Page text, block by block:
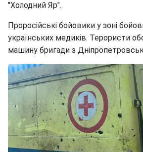
"Холодний Яр".
Проросійські бойовики у зоні
українських медиків. Терористи
машину бригади з